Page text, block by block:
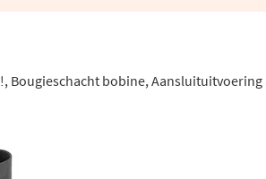
Bougieschacht bobine, Aansluituitvoering